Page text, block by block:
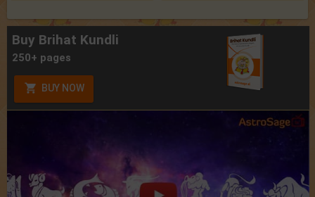
Buy Brihat Kundli
250+ pages
BUY NOW